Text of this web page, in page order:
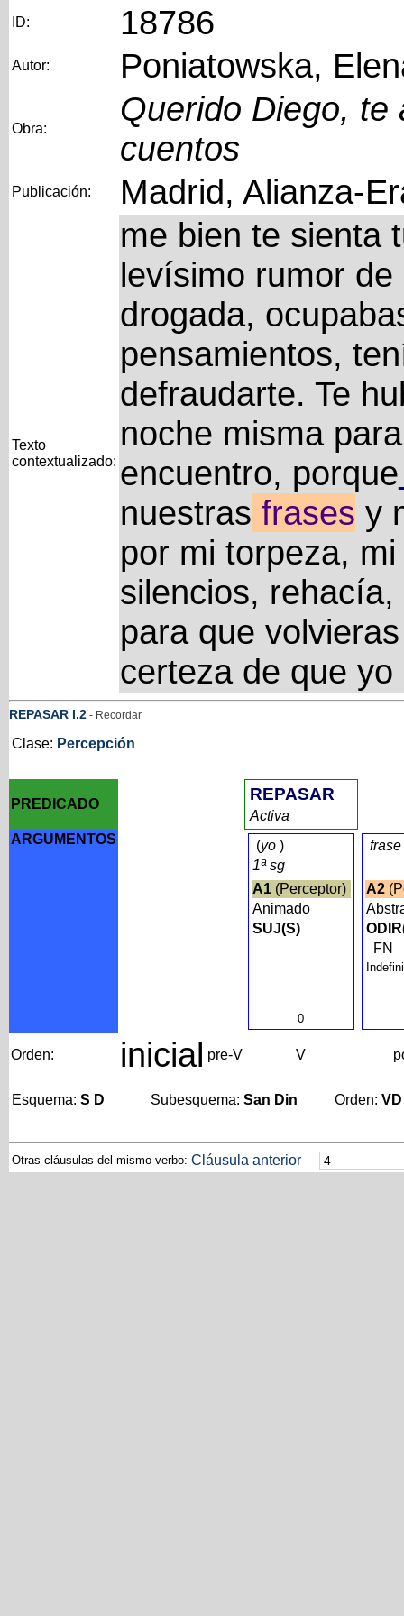
ID: 18786
Autor: Poniatowska,
Obra:
Querido Diego, te
cuentos
Publicación: Madrid, Alianza-
Texto
contextualizado:
me bien te sienta
levísimo rumor
drogada,
pensamientos,
defraudarte. Te
noche misma
encuentro, porque
nuestras frases y
por mi torpeza,
silencios,
para que
certeza de que
REPASAR I.2- Recordar
Clase: Percepción
PREDICADO
REPASAR
Activa
ARGUMENTOS
(yo)
1ª sg
A1(Perceptor)
Animado
SUJ(S)
0
frase
A2
FN
Orden: inicial pre-V V
Esquema: S D Subesquema: San Din Orden: VD
Otras cláusulas del mismo verbo: Cláusula anterior